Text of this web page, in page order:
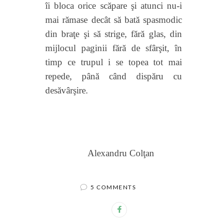
îi bloca orice scăpare şi atunci nu-i
mai rămase decât să bată spasmodic
din braţe şi să strige, fără glas, din
mijlocul paginii fără de sfârşit, în
timp ce trupul i se topea tot mai
repede, până când
dispăru cu
desăvârşire.
Alexandru Colţan
5 COMMENTS